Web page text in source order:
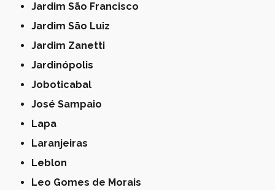
Jardim São Francisco
Jardim São Luiz
Jardim Zanetti
Jardinópolis
Joboticabal
José Sampaio
Lapa
Laranjeiras
Leblon
Leo Gomes de Morais